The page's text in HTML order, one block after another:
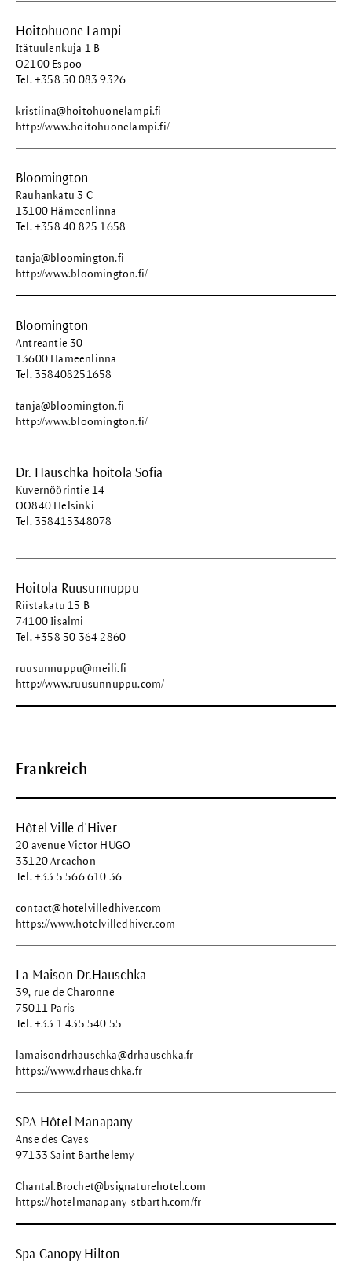
Hoitohuone Lampi
Itätuulenkuja 1 B
O2100 Espoo
Tel. +358 50 083 9326
kristiina@hoitohuonelampi.fi
http://www.hoitohuonelampi.fi/
Bloomington
Rauhankatu 3 C
13100 Hämeenlinna
Tel. +358 40 825 1658
tanja@bloomington.fi
http://www.bloomington.fi/
Bloomington
Antreantie 30
13600 Hämeenlinna
Tel. 358408251658
tanja@bloomington.fi
http://www.bloomington.fi/
Dr. Hauschka hoitola Sofia
Kuvernöörintie 14
OO840 Helsinki
Tel. 358415348078
Hoitola Ruusunnuppu
Riistakatu 15 B
74100 Iisalmi
Tel. +358 50 364 2860
ruusunnuppu@meili.fi
http://www.ruusunnuppu.com/
Frankreich
Hôtel Ville d'Hiver
20 avenue Victor HUGO
33120 Arcachon
Tel. +33 5 566 610 36
contact@hotelvilledhiver.com
https://www.hotelvilledhiver.com
La Maison Dr.Hauschka
39, rue de Charonne
75011 Paris
Tel. +33 1 435 540 55
lamaisondrhauschka@drhauschka.fr
https://www.drhauschka.fr
SPA Hôtel Manapany
Anse des Cayes
97133 Saint Barthelemy
Chantal.Brochet@bsignaturehotel.com
https://hotelmanapany-stbarth.com/fr
Spa Canopy Hilton